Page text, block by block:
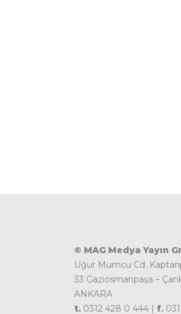
© MAG Medya Yayın
Uğur Mumcu Cd.
33 Gaziosmanpaşa –
ANKARA
t. 0312 428 0 444 | f.